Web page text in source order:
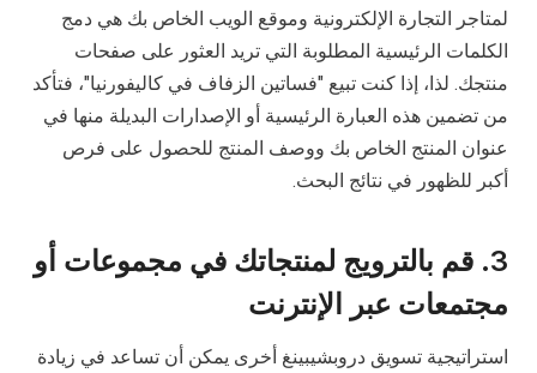
لمتاجر التجارة الإلكترونية وموقع الويب الخاص بك هي دمج
الكلمات الرئيسية المطلوبة التي تريد العثور على صفحات
منتجك. لذا، إذا كنت تبيع "فساتين الزفاف في كاليفورنيا"، فتأكد
من تضمين هذه العبارة الرئيسية أو الإصدارات البديلة منها في
عنوان المنتج الخاص بك ووصف المنتج للحصول على فرص
أكبر للظهور في نتائج البحث.
3. قم بالترويج لمنتجاتك في مجموعات أو
مجتمعات عبر الإنترنت
استراتيجية تسويق دروبشيبينغ أخرى يمكن أن تساعد في زيادة